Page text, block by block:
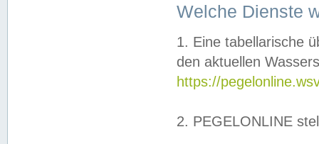
Welche Dienste
1. Eine tabellarische
den aktuellen
https://
2. PEGELONLINE